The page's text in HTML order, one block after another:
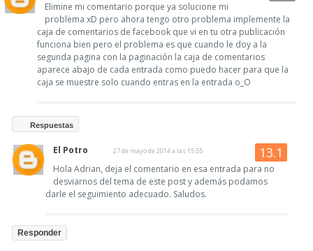
Elimine mi comentario porque ya solucione mi
problema xD pero ahora tengo otro problema implemente la
caja de comentarios de facebook que vi en tu otra publicación
funciona bien pero el problema es que cuando le doy a la
segunda pagina con la paginación la caja de comentarios
aparece abajo de cada entrada como puedo hacer para que la
caja se muestre solo cuando entras en la entrada o_O
Respuestas
El Potro 27 de mayo de 2014 a las 15:55
Hola Adrian, deja el comentario en esa entrada para no
desviarnos del tema de este post y además podamos
darle el seguimiento adecuado. Saludos.
Responder